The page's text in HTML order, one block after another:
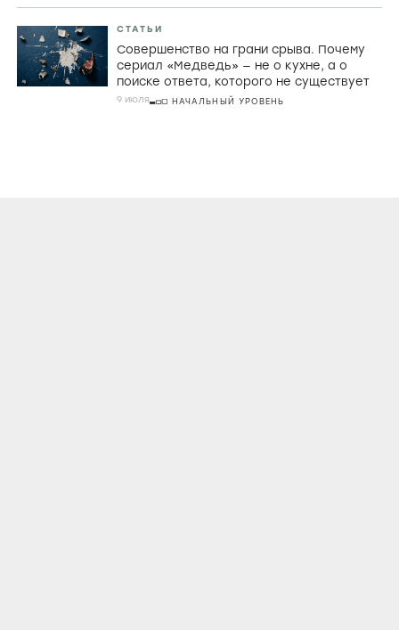
СТАТЬИ
Совершенство на грани срыва. Почему
сериал «Медведь» — не о кухне, а о
поиске ответа, которого не существует
9 июля НАЧАЛЬНЫЙ УРОВЕНЬ